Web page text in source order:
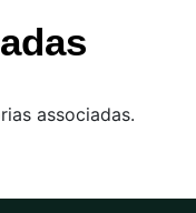
associadas.